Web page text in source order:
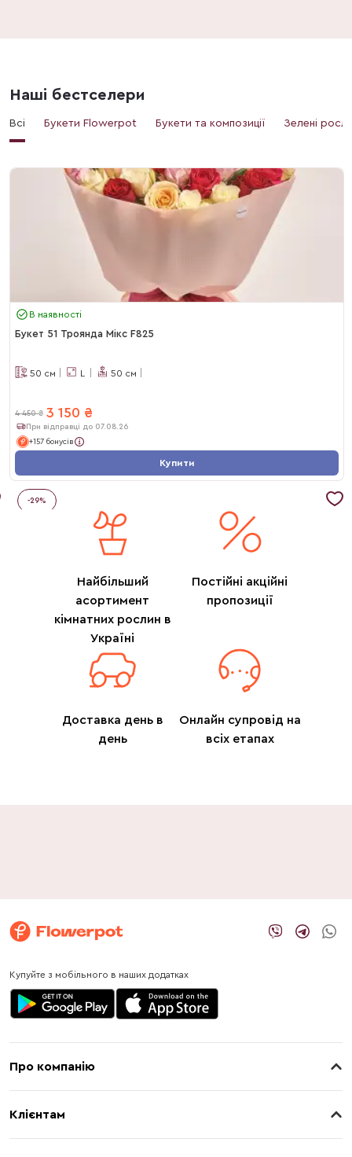
Наші бестселери
Всі Букети Flowerpot Букети та композиції Зелені
В наявності
Букет 51 Троянда Мікс F825
50 см L 50 см
4 450 ₴ 3 150 ₴
При відправці до 07.08.26
+157 бонусів
Купити
-29%
Найбільший
асортимент
кімнатних рослин в
Україні
Постійні акційні
пропозиції
Доставка день в
день
Онлайн супровід на
всіх етапах
Купуйте з мобільного в наших додатках
Про компанію
Клієнтам